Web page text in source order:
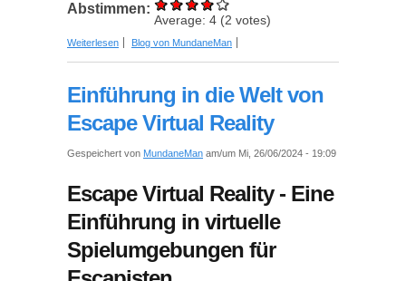
Abstimmen:
Average: 4 (2 votes)
Weiterlesen über Integration von Kunst und Gaming: Eine
Blog von MundaneMan
Einführung in die Welt von
Escape Virtual Reality
Gespeichert von MundaneMan am/um Mi, 26/06/2024 - 19:09
Escape Virtual Reality - Eine
Einführung in virtuelle
Spielumgebungen für